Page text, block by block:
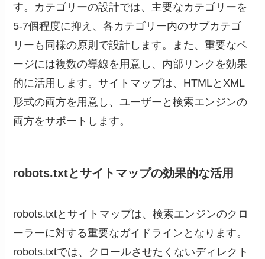
す。カテゴリーの設計では、主要なカテゴリーを
5-7個程度に抑え、各カテゴリー内のサブカテゴ
リーも同様の原則で設計します。また、重要なペ
ージには複数の導線を用意し、内部リンクを効果
的に活用します。サイトマップは、HTMLとXML
形式の両方を用意し、ユーザーと検索エンジンの
両方をサポートします。
robots.txtとサイトマップの効果的な活用
robots.txtとサイトマップは、検索エンジンのクロ
ーラーに対する重要なガイドラインとなります。
robots.txtでは、クロールさせたくないディレクト